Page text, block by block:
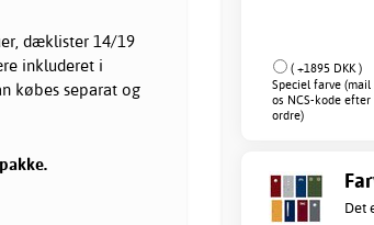
( +1895 DKK )
Speciel farve (mail
os NCS-kode efter
ordre)
Det
dæklister 14/19
inkluderet i
købes separat og